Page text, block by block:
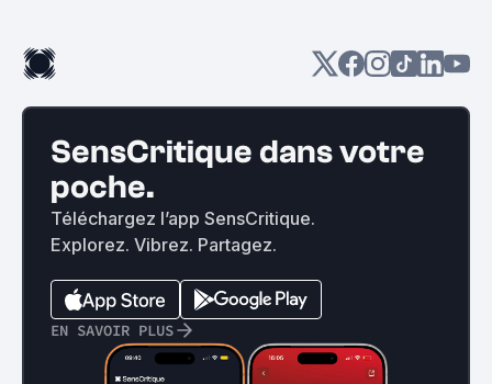
SensCritique dans votre
poche.
Téléchargez l’app SensCritique.
Explorez. Vibrez. Partagez.
EN SAVOIR PLUS